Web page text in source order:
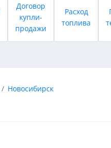
Договор
купли-
продажи
Расход
топлива
Новосибирск